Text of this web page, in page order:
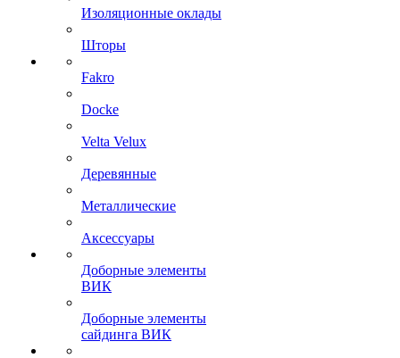
Изоляционные оклады
Шторы
Fakro
Docke
Velta Velux
Деревянные
Металлические
Аксессуары
Доборные элементы
ВИК
Доборные элементы
сайдинга ВИК